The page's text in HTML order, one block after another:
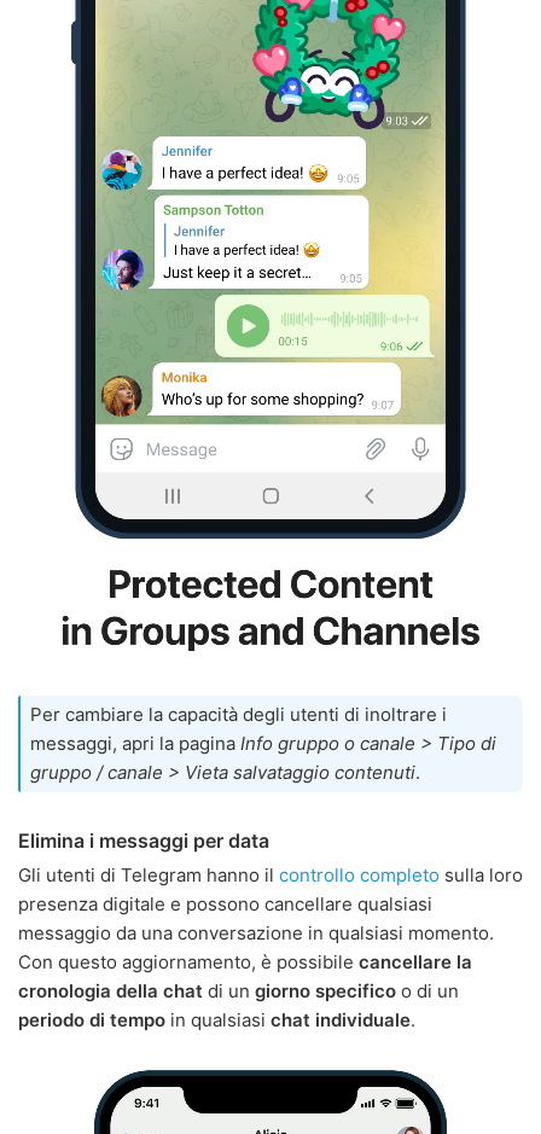
Per cambiare la capacità degli utenti di inoltrare i
messaggi, apri la pagina Info gruppo o canale > Tipo di
gruppo / canale > Vieta salvataggio contenuti.
Elimina i messaggi per data
Gli utenti di Telegram hanno il controllo completo sulla loro
presenza digitale e possono cancellare qualsiasi
messaggio da una conversazione in qualsiasi momento.
Con questo aggiornamento, è possibile cancellare la
cronologia della chat di un giorno specifico o di un
periodo di tempo in qualsiasi chat individuale.